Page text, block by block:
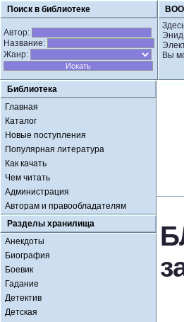
Поиск в библиотеке
Автор:
Название:
Жанр:
Вы
Библиотека
Главная
Каталог
Новые поступления
Популярная литература
Как качать
Чем читать
Администрация
Авторам и правообладателям
Разделы хранилища
Анекдоты
Биография
Боевик
Гадание
Детектив
Детская